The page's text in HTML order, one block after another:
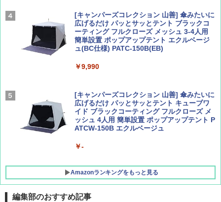
AIRLINE（エアライン）2026年9月号【特
集】ボーイング110周年を祝して！
￥1,760
A26 地球の歩き方 チェコ ポーランド スロヴ
ァキア 2026～2027 地球の歩き方A ヨーロッ
[キャンパーズコレクション 山善] 傘みたいに
広げるだけ パッとサッとテント ブラックコ
ーティング フルクローズ メッシュ 3-4人用
簡単設置 ポップアップテント エクルベージ
ュ(BC仕様) PATC-150B(EB)
￥9,990
[キャンパーズコレクション 山善] 傘みたいに
広げるだけ パッとサッとテント キューブワ
イド ブラックコーティング フルクローズ メ
ッシュ 4人用 簡単設置 ポップアップテント P
ATCW-150B エクルベージュ
￥-
Amazonランキングをもっと見る
編集部のおすすめ記事